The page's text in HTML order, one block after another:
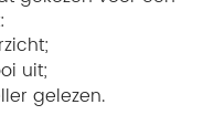
uit;
gelezen.